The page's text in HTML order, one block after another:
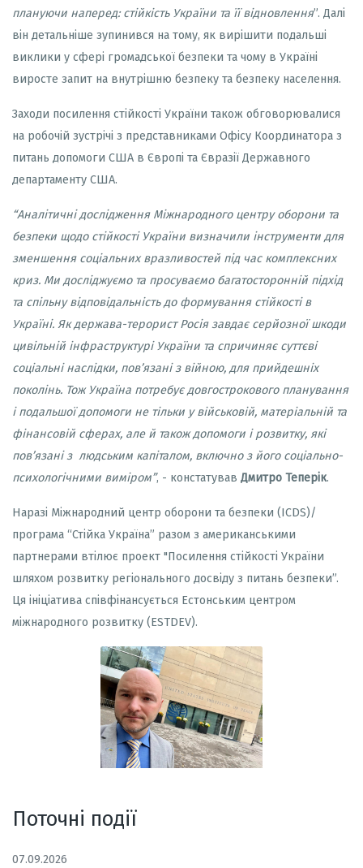
плануючи наперед: стійкість України та її відновлення”. Далі
він детальніше зупинився на тому, як вирішити подальші
виклики у сфері громадської безпеки та чому в Україні
виросте запит на внутрішню безпеку та безпеку населення.
Заходи посилення стійкості України також обговорювалися
на робочій зустрічі з представниками Офісу Координатора з
питань допомоги США в Європі та Євразії Державного
департаменту США.
“Аналітичні дослідження Міжнародного центру оборони та
безпеки щодо стійкості України визначили інструменти для
зменшення соціальних вразливостей під час комплексних
криз. Ми досліджуємо та просуваємо багатосторонній підхід
та спільну відповідальність до формування стійкості в
Україні. Як держава-терорист Росія завдає серйозної шкоди
цивільній інфраструктурі України та спричиняє суттєві
соціальні наслідки, пов’язані з війною, для прийдешніх
поколінь. Тож Україна потребує довгострокового планування
і подальшої допомоги не тільки у військовій, матеріальній та
фінансовій сферах, але й також допомоги і розвитку, які
пов’язані з людським капіталом, включно з його соціально-
психологічними виміром”, - констатував Дмитро Теперік.
Наразі Міжнародний центр оборони та безпеки (ICDS)/
програма “Стійка Україна” разом з американськими
партнерами втілює проект "Посилення стійкості України
шляхом розвитку регіонального досвіду з питань безпеки”.
Ця ініціатива співфінансується Естонським центром
міжнародного розвитку (ESTDEV).
Поточні події
07.09.2026